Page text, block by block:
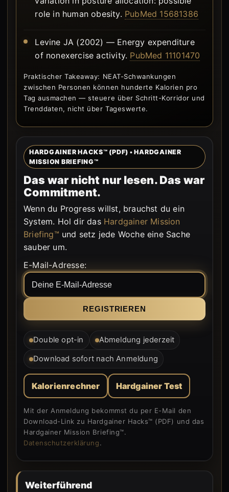
role in human obesity. PubMed 15681386
Levine JA (2002) — Energy expenditure
of nonexercise activity. PubMed 11101470
Praktischer Takeaway: NEAT-Schwankungen
zwischen Personen können hunderte Kalorien pro
Tag ausmachen — steuere über Schritt-Korridor und
Trenddaten, nicht über Tageswerte.
HARDGAINER HACKS™ (PDF) • HARDGAINER
MISSION BRIEFING™
Das war nicht nur lesen. Das war
Commitment.
Wenn du Progress willst, brauchst du ein
System. Hol dir das Hardgainer Mission
Briefing™ und setz jede Woche eine Sache
sauber um.
E-Mail-Adresse:
Double opt-in Abmeldung jederzeit
Download sofort nach Anmeldung
Kalorienrechner Hardgainer Test
Mit der Anmeldung bekommst du per E-Mail den
Download-Link zu Hardgainer Hacks™ (PDF) und das
Hardgainer Mission Briefing™.
Datenschutzerklärung.
Weiterführend